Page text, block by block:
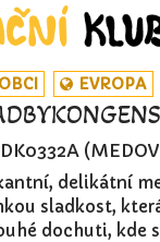
EVROPA
DK0332A
delikátní
sladkost,
dochuti, kde